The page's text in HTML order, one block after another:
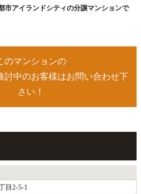
市アイランドシティの分譲マンションで
のマンションの
討中のお客様はお問い合わせ下
さい！
目2-5-1